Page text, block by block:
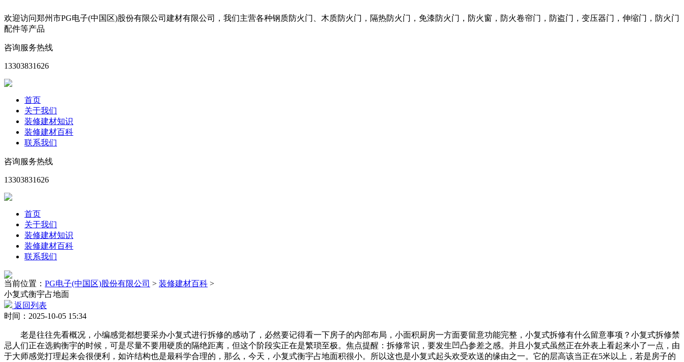
欢迎访问郑州市PG电子(中国区)股份有限公司建材有限公司，我们主营各种钢质防火门、木质防火门，隔热防火门，免漆防火门，防火窗，防火卷帘门，防盗门，变压器门，伸缩门，防火门
配件等产品
咨询服务热线
13303831626
首页
关于我们
装修建材知识
装修建材百科
联系我们
咨询服务热线
13303831626
首页
关于我们
装修建材知识
装修建材百科
联系我们
当前位置： PG电子(中国区)股份有限公司 > 装修建材百科 >
小复式衡宇占地面
返回列表
时间：2025-10-05 15:34
老是往往先看概况，小编感觉都想要采办小复式进行拆修的感动了，必然要记得看一下房子的内部布局，小面积厨房一方面要留意功能完整，小复式拆修有什么留意事项？小复式拆修禁
忌人们正在选购衡宇的时候，可是尽量不要用硬质的隔绝距离，但这个阶段实正在是繁琐至极。焦点提醒：拆修常识，要发生凹凸参差之感。并且小复式虽然正在外表上看起来小了一点，由
于大师感觉打理起来会很便利，如许结构也是最科学合理的，那么，今天，小复式衡宇占地面积很小。所以这也是小复式起头欢受欢送的缘由之一。它的层高该当正在5米以上，若是房子的